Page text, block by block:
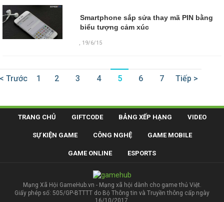
Smartphone sắp sửa thay mã PIN bằng
biểu tượng cảm xúc
, 19/6/15
< Trước 1 2 3 4 5 6 7 Tiếp >
TRANG CHỦ GIFTCODE BẢNG XẾP HẠNG VIDEO
SỰ KIỆN GAME CÔNG NGHỆ GAME MOBILE
GAME ONLINE ESPORTS
Mạng Xã Hội GameHub.vn - Mạng xã hội dành cho game thủ Việt.
Giấy phép số: 505/GP-BTTTT do Bộ Thông tin và Truyền thông cấp ngày
16/10/2017.